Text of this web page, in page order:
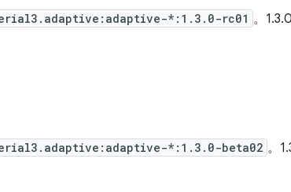
*:1.3.0-rc01 。
*:1.3.0-beta02 。